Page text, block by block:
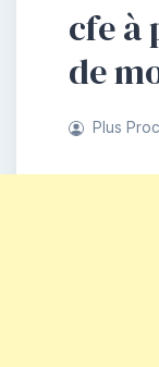
cfe à
de
Plus